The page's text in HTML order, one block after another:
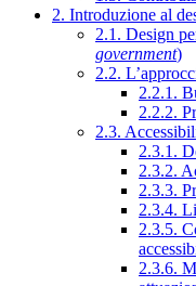
2. Introduzione al
2.1. Design
government)
2.2.
2.2.1.
2.2.2.
2.3.
2.3.1.
2.3.2.
2.3.3.
2.3.4.
2.3.5.
2.3.6.